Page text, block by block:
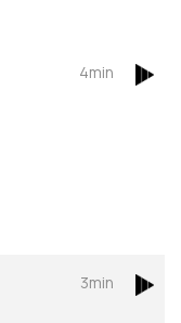
4min
3min